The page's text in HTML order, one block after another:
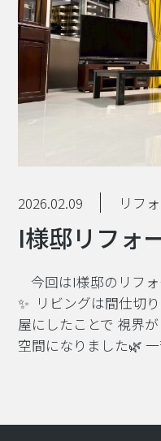
2026.02.09 リフ
I様邸リフォ
今回はI様邸のリフ
✨ ⁡ リビングは間仕切
屋にしたことで 視界
空間になりました🌿